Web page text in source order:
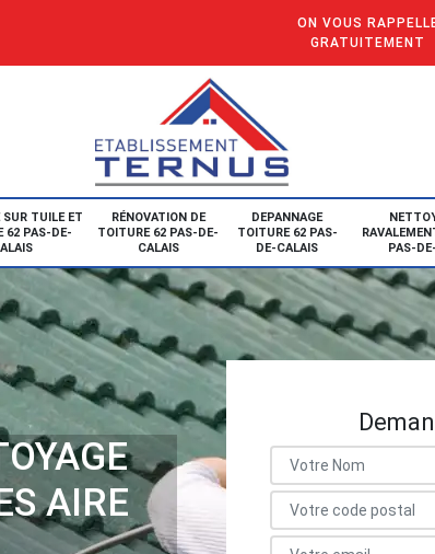
ON VOUS
GRATUITEMENT
SUR TUILE ET
62 PAS-DE-
RÉNOVATION DE
TOITURE 62 PAS-DE-
CALAIS
DEPANNAGE
TOITURE 62 PAS-
DE-CALAIS
PAS-
AIRE